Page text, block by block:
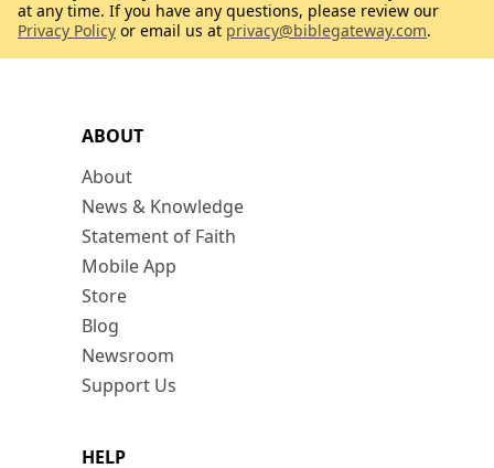
ABOUT
About
News & Knowledge
Statement of Faith
Mobile App
Store
Blog
Newsroom
Support Us
HELP
at any time. If you have any questions, please review our
Privacy Policy or email us at privacy@biblegateway.com.